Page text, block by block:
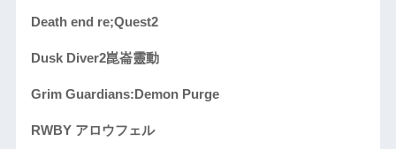
Death end re;Quest2
Dusk Diver2崑崙靈動
Grim Guardians:Demon Purge
RWBY アロウフェル